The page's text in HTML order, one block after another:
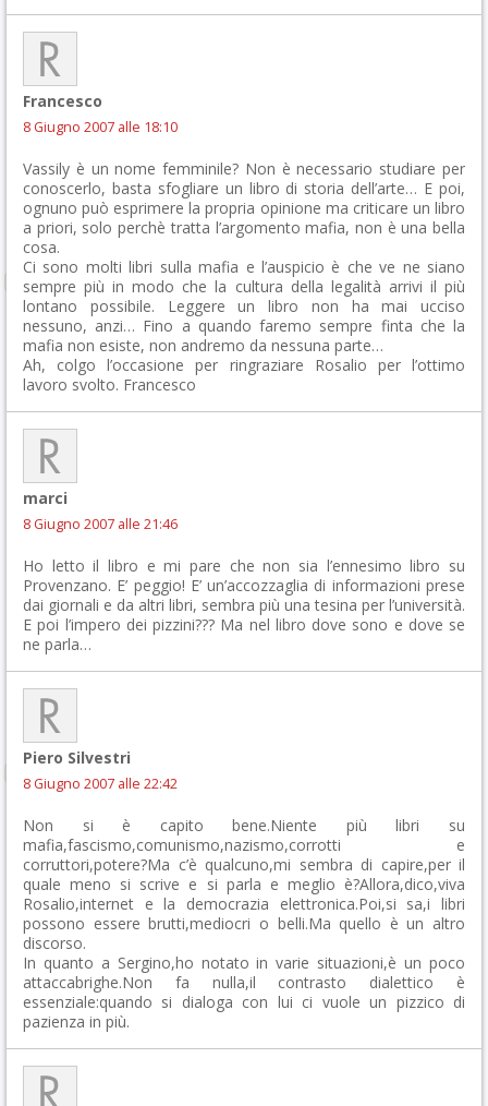
Francesco
8 Giugno 2007 alle 18:10
Vassily è un nome femminile? Non è necessario studiare per
conoscerlo, basta sfogliare un libro di storia dell’arte… E poi,
ognuno può esprimere la propria opinione ma criticare un libro
a priori, solo perchè tratta l’argomento mafia, non è una bella
cosa.
Ci sono molti libri sulla mafia e l’auspicio è che ve ne siano
sempre più in modo che la cultura della legalità arrivi il più
lontano possibile. Leggere un libro non ha mai ucciso
nessuno, anzi… Fino a quando faremo sempre finta che la
mafia non esiste, non andremo da nessuna parte…
Ah, colgo l’occasione per ringraziare Rosalio per l’ottimo
lavoro svolto. Francesco
marci
8 Giugno 2007 alle 21:46
Ho letto il libro e mi pare che non sia l’ennesimo libro su
Provenzano. E’ peggio! E’ un’accozzaglia di informazioni prese
dai giornali e da altri libri, sembra più una tesina per l’università.
E poi l’impero dei pizzini??? Ma nel libro dove sono e dove se
ne parla…
Piero Silvestri
8 Giugno 2007 alle 22:42
Non si è capito bene.Niente più libri su
mafia,fascismo,comunismo,nazismo,corrotti e
corruttori,potere?Ma c’è qualcuno,mi sembra di capire,per il
quale meno si scrive e si parla e meglio è?Allora,dico,viva
Rosalio,internet e la democrazia elettronica.Poi,si sa,i libri
possono essere brutti,mediocri o belli.Ma quello è un altro
discorso.
In quanto a Sergino,ho notato in varie situazioni,è un poco
attaccabrighe.Non fa nulla,il contrasto dialettico è
essenziale:quando si dialoga con lui ci vuole un pizzico di
pazienza in più.